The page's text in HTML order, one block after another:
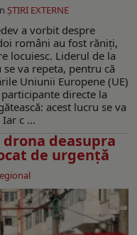
ŞTIRI EXTERNE
a vorbit despre
români au fost răniți,
locuiesc. Liderul de la
va repeta, pentru că
Uniunii Europene (UE)
directe la
acest lucru se va
c ...
deasupra
de urgență